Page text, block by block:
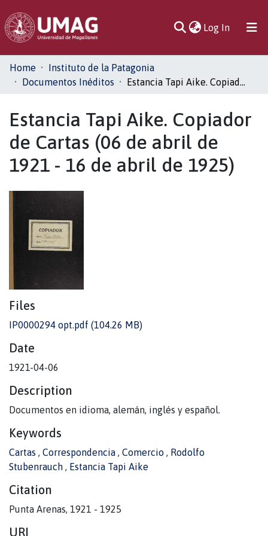
Log In(current)
Communities
& Collections
Statistics
Home
Instituto de la Patagonia
Documentos Inéditos
Estancia Tapi Aike. Copiador de Cartas (06 de abril de 1921 - 16 de abril de 1925)
Estancia Tapi Aike. Copiador
de Cartas (06 de abril de
1921 - 16 de abril de 1925)
Files
IP0000294 opt.pdf (104.26 MB)
Date
1921-04-06
Description
Documentos en idioma, alemán, inglés y español.
Keywords
Cartas , Correspondencia , Comercio , Rodolfo
Stubenrauch , Estancia Tapi Aike
Citation
Punta Arenas, 1921 - 1925
URI